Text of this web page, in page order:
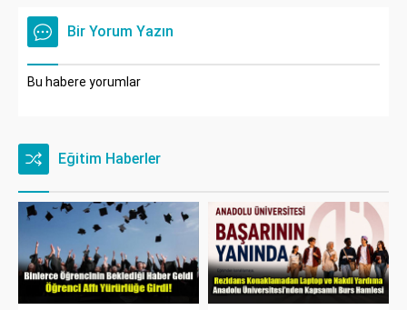
Bir Yorum Yazın
Bu habere yorumlar
Eğitim Haberler